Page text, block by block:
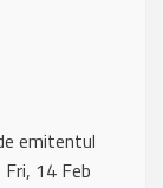
emitentul
Fri, 14 Feb